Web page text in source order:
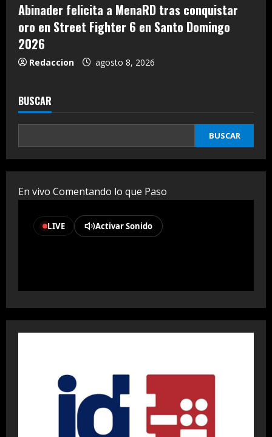
Abinader felicita a MenaRD tras conquistar
oro en Street Fighter 6 en Santo Domingo
2026
Redaccion agosto 8, 2026
BUSCAR
BUSCAR
En vivo Comentando lo que Paso